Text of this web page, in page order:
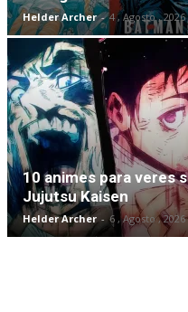
Helder Archer - 4 , Agosto , 2026
10 animes para veres
Jujutsu Kaisen
Helder Archer - 6 , Agosto , 2026